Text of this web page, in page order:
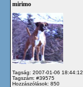
mirimo
Tagság: 2007-01-06 18:44:12
Tagszám: #39575
Hozzászólások: 850